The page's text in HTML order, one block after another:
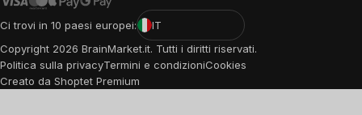
Ci trovi in 10 paesi europei:
IT
Copyright 2026 BrainMarket.it. Tutti i diritti riservati.
Politica sulla privacyTermini e condizioniCookies
Creato da Shoptet Premium